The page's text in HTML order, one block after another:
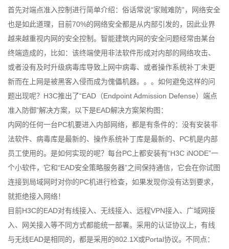
首先对端点准入控制进行简单介绍：俗话常说“家贼难防”，网络安全
也是如此道理，目前70%的网络安全都是从内部引发的，因此业界
越来越重视内网的安全控制。智能建筑内网的安全问题经常由某台
终端造成的，比如：该终端使用非法软件形成对内部的网络攻击、
或者没有及时升级病毒库导致上网中病毒、或者操作系统补丁未更
新而在上网是被黑客入侵而成为傀儡机器。。。如何避免这样的问
题出现呢？H3C推出了“EAD（Endpoint Admission Defense）端点
准入防御”解决方案，以下是EAD解决方案架构图：
内网的任何一台PC机要进入内部网络，都是有条件的：没有安装非
法软件、病毒库是最新的、操作系统补丁库是最新的、PC机是内部
员工使用的。是如何实现的呢？每台PC上都安装有“H3C iNODE”一
个小软件，它和“EAD安全策略服务器”之间保持通信，它会在你试图
连接到局域网时对你的PC机进行检查，如果发现你没有达到要求，
就拒绝接入网络！
目前H3C的EAD对有线接入、无线接入、远程VPN接入、广域网接
入、网关接入等不同方式都能统一部署。采用的认证协议上，有线
与无线EAD是相同的，都是采用的802.1X或Portal协议。不同点：